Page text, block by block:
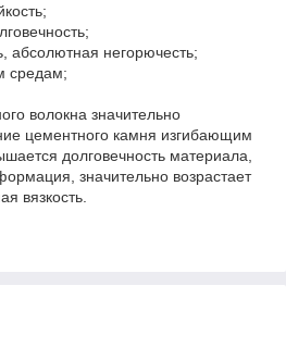
абсолютная негорючесть;
средам;
волокна значительно
цементного камня изгибающим
долговечность материала,
значительно возрастает
вязкость.